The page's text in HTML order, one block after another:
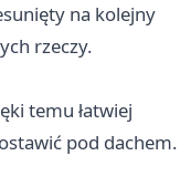
na kolejny
rzeczy.
temu łatwiej
pod dachem.